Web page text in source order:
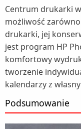
Centrum drukarki
możliwość
drukarki, jej
jest program HP
komfortowy
tworzenie
kalendarzy z
Podsumowanie